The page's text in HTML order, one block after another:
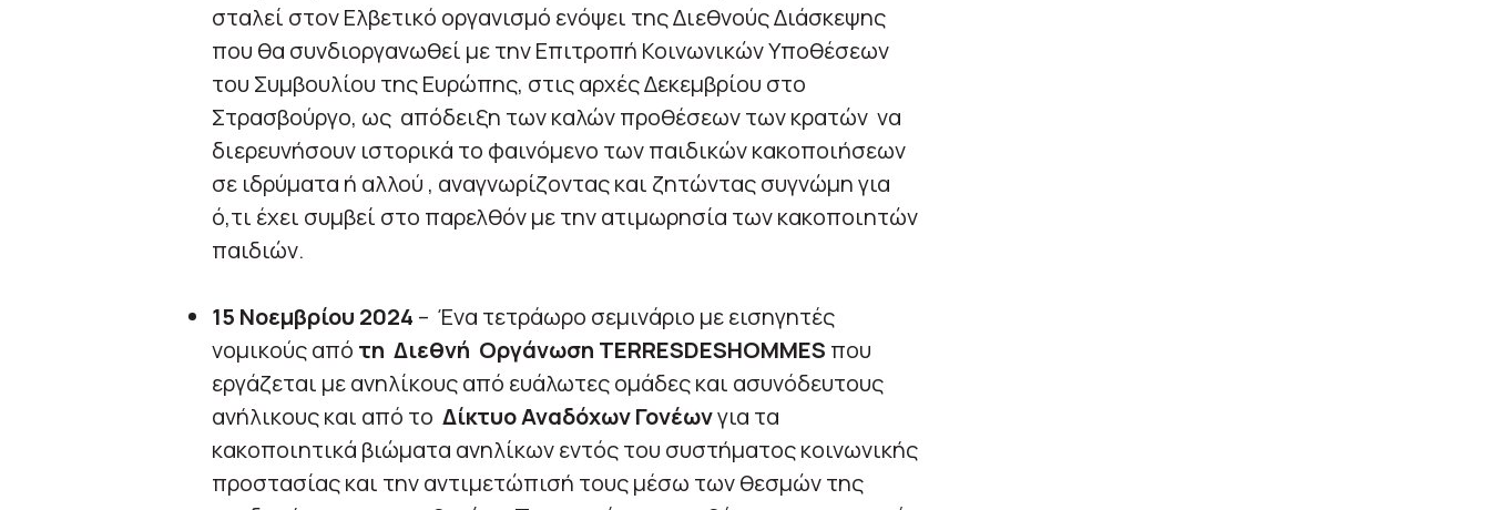
σταλεί στον Ελβετικό οργανισμό ενόψει της Διεθνούς Διάσκεψης
που θα συνδιοργανωθεί με την Επιτροπή Κοινωνικών Υποθέσεων
του Συμβουλίου της Ευρώπης, στις αρχές Δεκεμβρίου στο
Στρασβούργο, ως απόδειξη των καλών προθέσεων των κρατών να
διερευνήσουν ιστορικά το φαινόμενο των παιδικών κακοποιήσεων
σε ιδρύματα ή αλλού , αναγνωρίζοντας και ζητώντας συγνώμη για
ό,τι έχει συμβεί στο παρελθόν με την ατιμωρησία των κακοποιητών
παιδιών.
15 Νοεμβρίου 2024 – Ένα τετράωρο σεμινάριο με εισηγητές
νομικούς από τη Διεθνή Οργάνωση ΤERRESDESHOMMES που
εργάζεται με ανηλίκους από ευάλωτες ομάδες και ασυνόδευτους
ανήλικους και από το Δίκτυο Αναδόχων Γονέωνγια τα
κακοποιητικά βιώματα ανηλίκων εντός του συστήματος κοινωνικής
προστασίας και την αντιμετώπισή τους μέσω των θεσμών της